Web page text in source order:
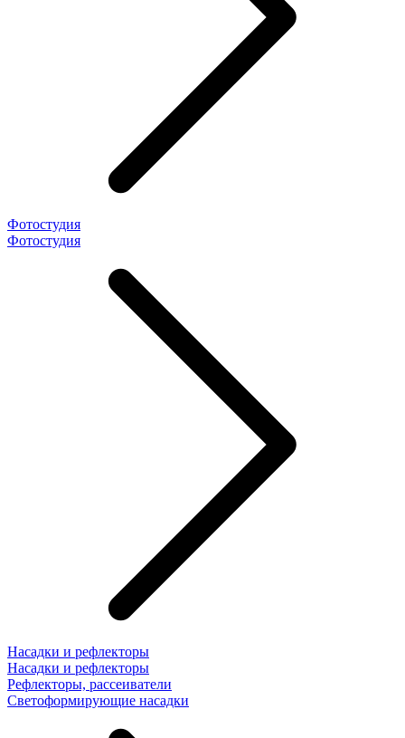
Фотостудия
Фотостудия
Насадки и рефлекторы
Насадки и рефлекторы
Рефлекторы, рассеиватели
Светоформирующие насадки